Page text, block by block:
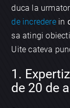
duca la
de increderein
sa atingi
Uite cateva
1.
de 20 de